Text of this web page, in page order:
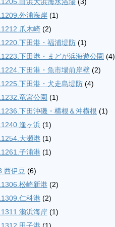
外浦海岸 (1)
爪木崎 (2)
下田港・福浦堤防 (1)
下田港・まどが浜海遊公園 (4)
下田港・魚市場前岸壁 (2)
下田港・犬走島堤防 (4)
竜宮公園 (1)
下田沖磯・横根＆沖横根 (1)
逢ヶ浜 (1)
大瀬港 (1)
子浦港 (1)
西伊豆 (6)
松崎新港 (2)
仁科港 (2)
瀬浜海岸 (1)